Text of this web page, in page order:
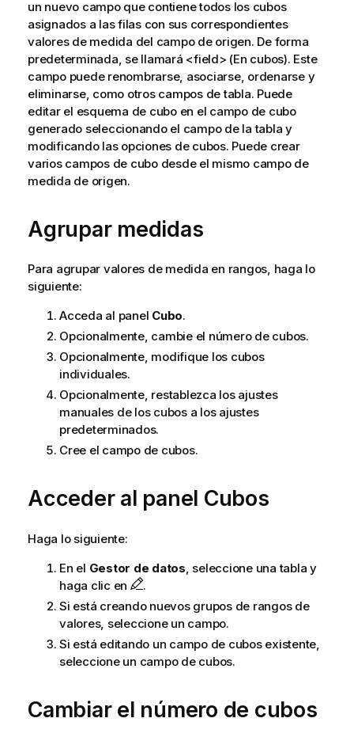
un nuevo campo que contiene todos los cubos
asignados a las filas con sus correspondientes
valores de medida del campo de origen. De forma
predeterminada, se llamará <field> (En cubos). Este
campo puede renombrarse, asociarse, ordenarse y
eliminarse, como otros campos de tabla. Puede
editar el esquema de cubo en el campo de cubo
generado seleccionando el campo de la tabla y
modificando las opciones de cubos. Puede crear
varios campos de cubo desde el mismo campo de
medida de origen.
Agrupar medidas
Para agrupar valores de medida en rangos, haga lo
siguiente:
Acceda al panel Cubo.
Opcionalmente, cambie el número de cubos.
Opcionalmente, modifique los cubos
individuales.
Opcionalmente, restablezca los ajustes
manuales de los cubos a los ajustes
predeterminados.
Cree el campo de cubos.
Acceder al panel Cubos
Haga lo siguiente:
En el Gestor de datos , seleccione una tabla y
haga clic en
.
Si está creando nuevos grupos de rangos de
valores, seleccione un campo.
Si está editando un campo de cubos existente,
seleccione un campo de cubos.
Cambiar el número de cubos